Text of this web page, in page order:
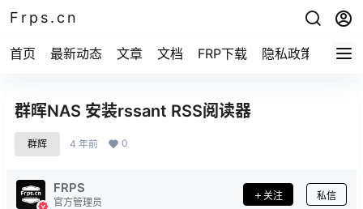
Frps.cn
首页 最新动态 文章 文档 FRP下载 隐私政策
群晖NAS 安装rssant RSS阅读器
群辉 4 年前 0
FRPS
官方管理员
关注 私信